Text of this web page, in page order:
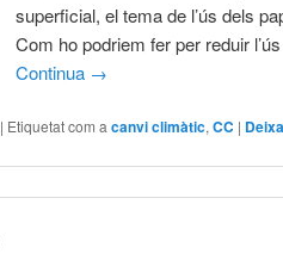
superficial, el tema de l’ús dels
Com ho podriem fer per reduir
Continua →
| Etiquetat com a canvi climàtic,CC |